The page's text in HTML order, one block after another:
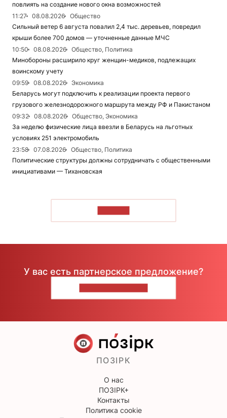
повлиять на создание нового окна возможностей
11:27
08.08.2026
Общество
Сильный ветер 6 августа повалил 2,4 тыс. деревьев, повредил
крыши более 700 домов — уточненные данные МЧС
10:50
08.08.2026
Общество, Политика
Минобороны расширило круг женщин-медиков, подлежащих
воинскому учету
09:59
08.08.2026
Экономика
Беларусь могут подключить к реализации проекта первого
грузового железнодорожного маршрута между РФ и Пакистаном
09:32
08.08.2026
Общество, Экономика
За неделю физические лица ввезли в Беларусь на льготных
условиях 251 электромобиль
23:58
07.08.2026
Общество, Политика
Политические структуры должны сотрудничать с общественными
инициативами — Тихановская
У вас есть партнерское предложение?
ПОЗІРК
О нас
ПОЗІРК+
Контакты
Политика cookie